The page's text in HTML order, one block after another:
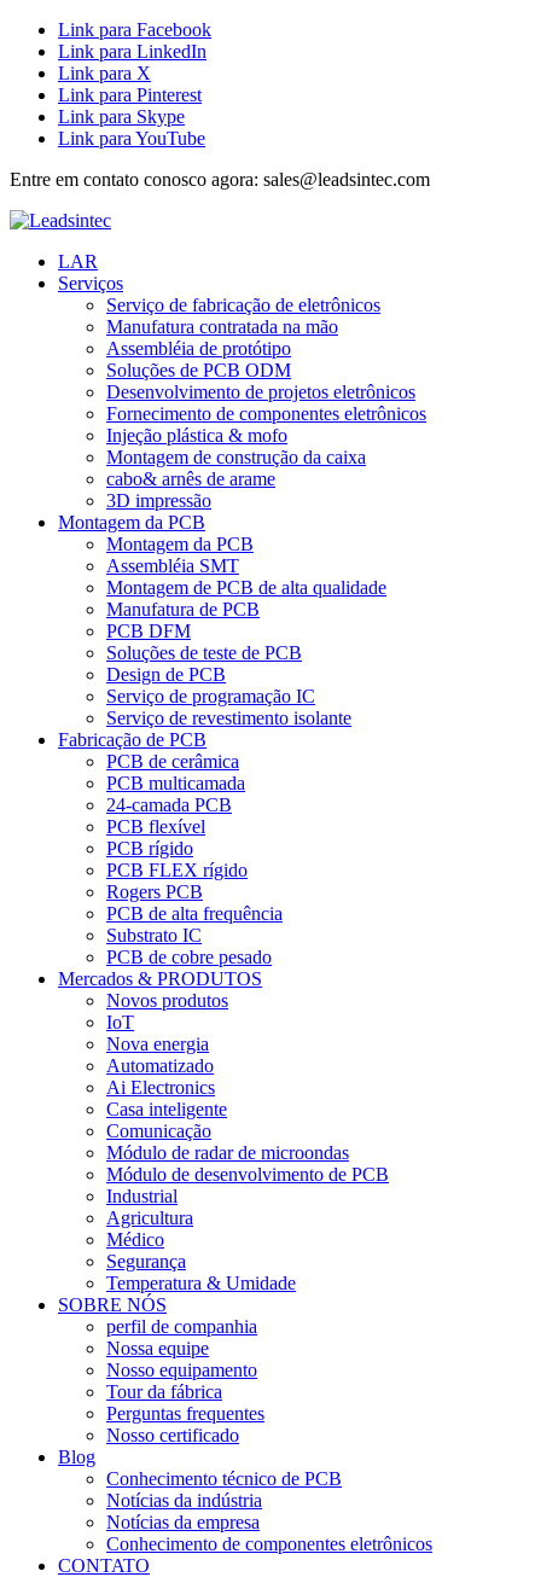
Link para Facebook
Link para LinkedIn
Link para X
Link para Pinterest
Link para Skype
Link para YouTube
Entre em contato conosco agora: sales@leadsintec.com
LAR
Serviços
Serviço de fabricação de eletrônicos
Manufatura contratada na mão
Assembléia de protótipo
Soluções de PCB ODM
Desenvolvimento de projetos eletrônicos
Fornecimento de componentes eletrônicos
Injeção plástica & mofo
Montagem de construção da caixa
cabo& arnês de arame
3D impressão
Montagem da PCB
Montagem da PCB
Assembléia SMT
Montagem de PCB de alta qualidade
Manufatura de PCB
PCB DFM
Soluções de teste de PCB
Design de PCB
Serviço de programação IC
Serviço de revestimento isolante
Fabricação de PCB
PCB de cerâmica
PCB multicamada
24-camada PCB
PCB flexível
PCB rígido
PCB FLEX rígido
Rogers PCB
PCB de alta frequência
Substrato IC
PCB de cobre pesado
Mercados & PRODUTOS
Novos produtos
IoT
Nova energia
Automatizado
Ai Electronics
Casa inteligente
Comunicação
Módulo de radar de microondas
Módulo de desenvolvimento de PCB
Industrial
Agricultura
Médico
Segurança
Temperatura & Umidade
SOBRE NÓS
perfil de companhia
Nossa equipe
Nosso equipamento
Tour da fábrica
Perguntas frequentes
Nosso certificado
Blog
Conhecimento técnico de PCB
Notícias da indústria
Notícias da empresa
Conhecimento de componentes eletrônicos
CONTATO